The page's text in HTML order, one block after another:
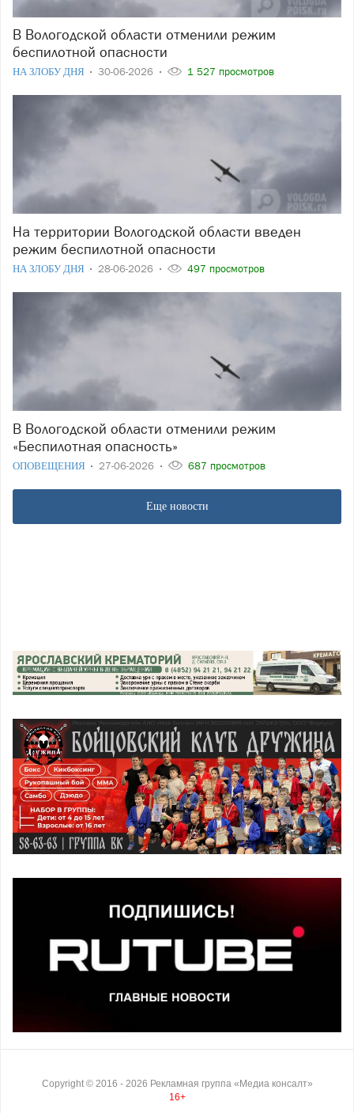
В Вологодской области отменили режим
беспилотной опасности
НА ЗЛОБУ ДНЯ 30-06-2026 1 527 просмотров
На территории Вологодской области введен
режим беспилотной опасности
НА ЗЛОБУ ДНЯ 28-06-2026 497 просмотров
В Вологодской области отменили режим
«Беспилотная опасность»
ОПОВЕЩЕНИЯ 27-06-2026 687 просмотров
Еще новости
Copyright © 2016 - 2026 Рекламная группа «Медиа консалт»
16+